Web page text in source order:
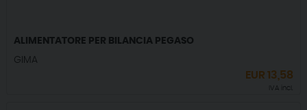
ALIMENTATORE PER BILANCIA PEGASO
GIMA
EUR13,58
IVA incl.